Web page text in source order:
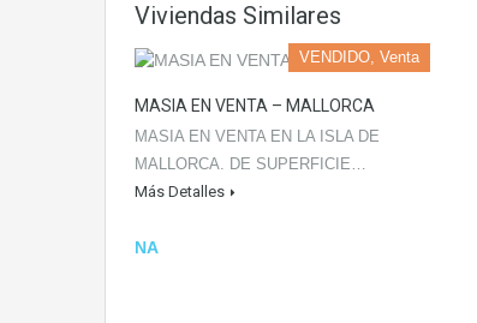
Viviendas Similares
VENDIDO, Venta
MASIA EN VENTA – MALLORCA
MASIA EN VENTA EN LA ISLA DE
MALLORCA. DE SUPERFICIE…
Más Detalles
NA